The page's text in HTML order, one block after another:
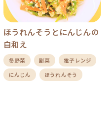
ほうれんそうとにんじんの
白和え
冬野菜 副菜
電子レンジ
にんじん
ほうれんそう